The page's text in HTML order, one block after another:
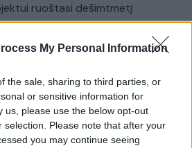
My Personal Information
the sale, sharing to third parties, or
or sensitive information for
us, please use the below opt-out
selection. Please note that after your
you may continue seeing
ruoštasi dešimtmetį
nepražiopsoti festivalio
paruošimo būdą